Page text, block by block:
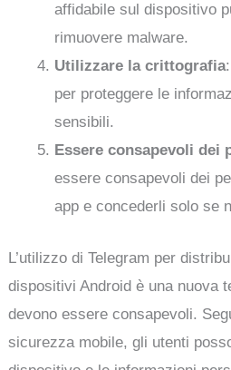
affidabile sul dispositivo
rimuovere malware.
Utilizzare la crittografia
per proteggere le
sensibili.
Essere consapevoli dei
essere consapevoli dei
app e concederli solo se
L’utilizzo di Telegram per
dispositivi Android è una nuova
devono essere consapevoli.
sicurezza mobile, gli utenti